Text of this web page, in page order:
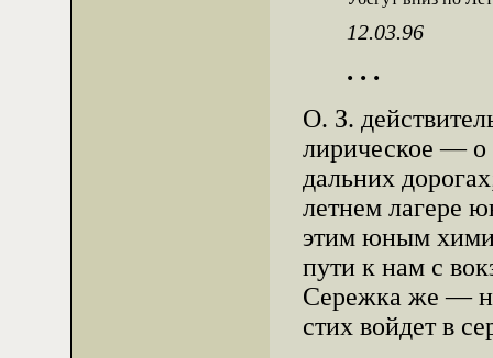
12.03.96
. . .
О. З.
лирическое — о
дальних
летнем лагере
этим юным
пути к нам с
Сережка же —
стих войдет в